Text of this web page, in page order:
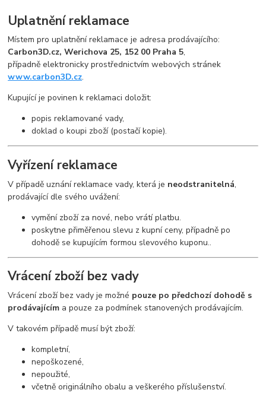
Uplatnění reklamace
Místem pro uplatnění reklamace je adresa prodávajícího:
Carbon3D.cz, Werichova 25, 152 00 Praha 5,
případně elektronicky prostřednictvím webových stránek
www.carbon3D.cz.
Kupující je povinen k reklamaci doložit:
popis reklamované vady,
doklad o koupi zboží (postačí kopie).
Vyřízení reklamace
V případě uznání reklamace vady, která je neodstranitelná,
prodávající dle svého uvážení:
vymění zboží za nové, nebo vrátí platbu.
poskytne přiměřenou slevu z kupní ceny, případně po
dohodě se kupujícím formou slevového kuponu..
Vrácení zboží bez vady
Vrácení zboží bez vady je možné pouze po předchozí dohodě s
prodávajícím a pouze za podmínek stanovených prodávajícím.
V takovém případě musí být zboží:
kompletní,
nepoškozené,
nepoužité,
včetně originálního obalu a veškerého příslušenství.